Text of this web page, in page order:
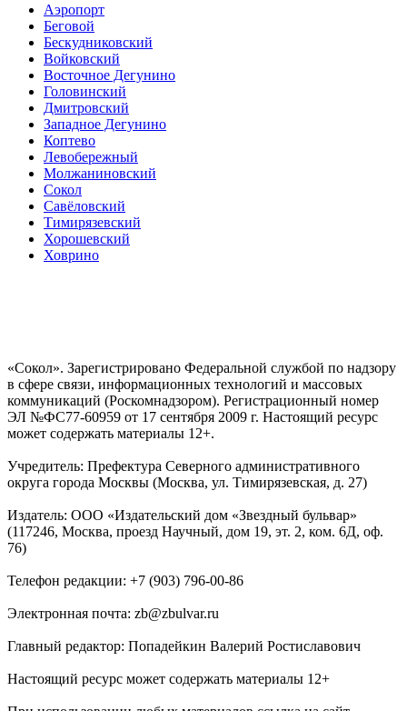
Аэропорт
Беговой
Бескудниковский
Войковский
Восточное Дегунино
Головинский
Дмитровский
Западное Дегунино
Коптево
Левобережный
Молжаниновский
Сокол
Савёловский
Тимирязевский
Хорошевский
Ховрино
«Сокол». Зарегистрировано Федеральной службой по надзору
в сфере связи, информационных технологий и массовых
коммуникаций (Роскомнадзором). Регистрационный номер
ЭЛ №ФС77-60959 от 17 сентября 2009 г. Настоящий ресурс
может содержать материалы 12+.
Учредитель: Префектура Северного административного
округа города Москвы (Москва, ул. Тимирязевская, д. 27)
Издатель: ООО «Издательский дом «Звездный бульвар»
(117246, Москва, проезд Научный, дом 19, эт. 2, ком. 6Д, оф.
76)
Телефон редакции: +7 (903) 796-00-86
Электронная почта: zb@zbulvar.ru
Главный редактор: Попадейкин Валерий Ростиславович
Настоящий ресурс может содержать материалы 12+